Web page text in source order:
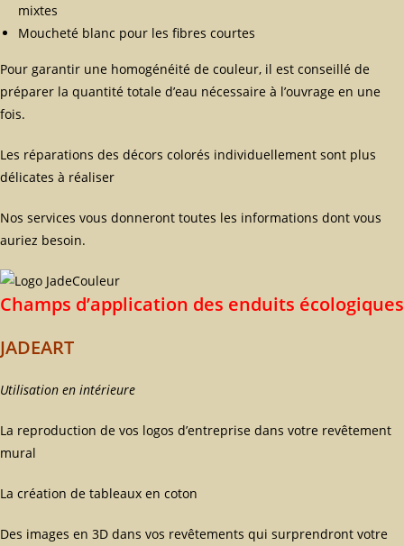
mixtes
Moucheté blanc pour les fibres courtes
Pour garantir une homogénéité de couleur, il est conseillé de
préparer la quantité totale d’eau nécessaire à l’ouvrage en une
fois.
Les réparations des décors colorés individuellement sont plus
délicates à réaliser
Nos services vous donneront toutes les informations dont vous
auriez besoin.
Champs d’application des enduits écologiques
JADEART
Utilisation en intérieure
La reproduction de vos logos d’entreprise dans votre revêtement
mural
La création de tableaux en coton
Des images en 3D dans vos revêtements qui surprendront votre